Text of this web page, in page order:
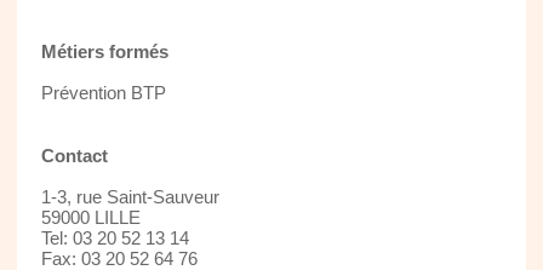
Métiers formés
Prévention BTP
Contact
1-3, rue Saint-Sauveur
59000 LILLE
Tel: 03 20 52 13 14
Fax: 03 20 52 64 76